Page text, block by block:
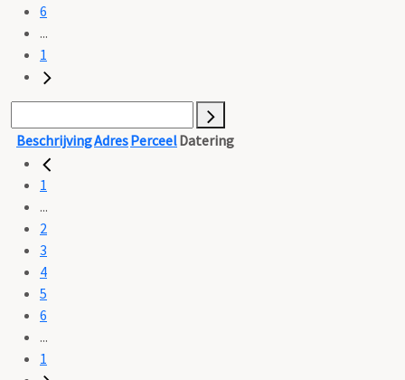
6
...
1
BeschrijvingAdresPerceelDatering
1
...
2
3
4
5
6
...
1